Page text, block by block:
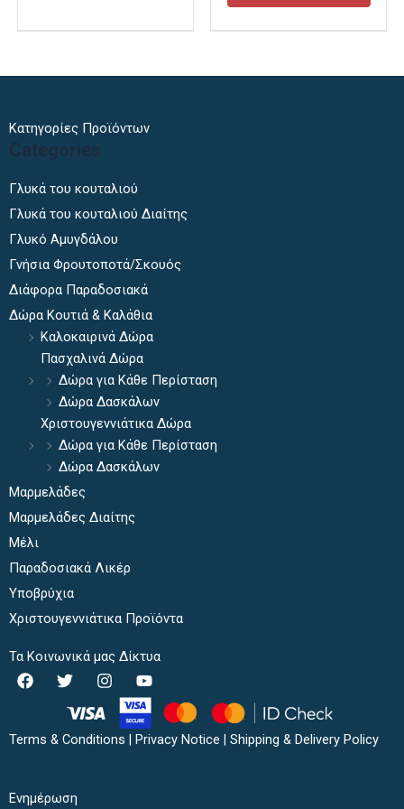
Κατηγορίες Προϊόντων
Categories
Γλυκά του κουταλιού
Γλυκά του κουταλιού Διαίτης
Γλυκό Αμυγδάλου
Γνήσια Φρουτοποτά/Σκουός
Διάφορα Παραδοσιακά
Δώρα Κουτιά & Καλάθια
Καλοκαιρινά Δώρα
Πασχαλινά Δώρα
Δώρα για Κάθε Περίσταση
Δώρα Δασκάλων
Χριστουγεννιάτικα Δώρα
Δώρα για Κάθε Περίσταση
Δώρα Δασκάλων
Μαρμελάδες
Μαρμελάδες Διαίτης
Μέλι
Παραδοσιακά Λικέρ
Υποβρύχια
Χριστουγεννιάτικα Προϊόντα
Τα Κοινωνικά μας Δίκτυα
F
a
b
T
w
i
t
I
n
t
a
Y
o
u
t
u
Terms & Conditions | Privacy Notice | Shipping & Delivery Policy
Ενημέρωση